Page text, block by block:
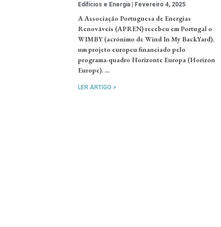
Edifícios e Energia Fevereiro 4, 2025
A Associação Portuguesa de Energias
Renováveis (APREN) recebeu em Portugal o
WIMBY (acrónimo de Wind In My BackYard),
um projeto europeu financiado pelo
programa-quadro Horizonte Europa (Horizon
Europe). …
LER ARTIGO >